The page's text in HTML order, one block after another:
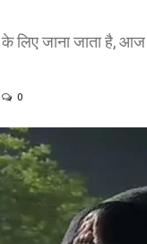
लिए जाना जाता है,
0